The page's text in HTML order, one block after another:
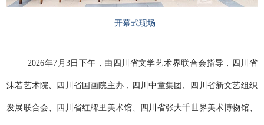
开幕式现场
2026年7月3日下午，由四川省文学艺术界联合会指导，四川省
沫若艺术院、四川省国画院主办，四川中童集团、四川省新文艺组织
发展联合会、四川省红牌里美术馆、四川省张大千世界美术博物馆、